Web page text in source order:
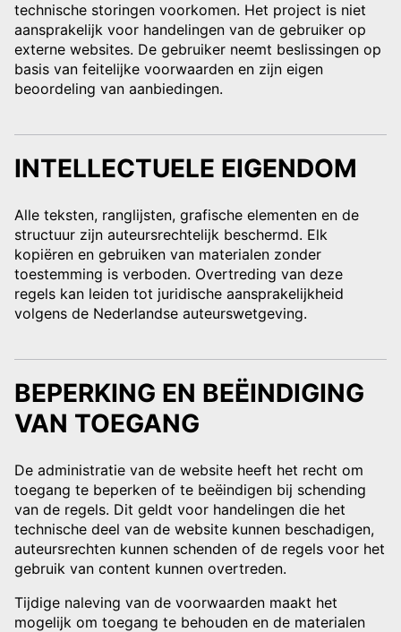
technische storingen voorkomen. Het project is niet
aansprakelijk voor handelingen van de gebruiker op
externe websites. De gebruiker neemt beslissingen op
basis van feitelijke voorwaarden en zijn eigen
beoordeling van aanbiedingen.
INTELLECTUELE EIGENDOM
Alle teksten, ranglijsten, grafische elementen en de
structuur zijn auteursrechtelijk beschermd. Elk
kopiëren en gebruiken van materialen zonder
toestemming is verboden. Overtreding van deze
regels kan leiden tot juridische aansprakelijkheid
volgens de Nederlandse auteurswetgeving.
BEPERKING EN BEËINDIGING
VAN TOEGANG
De administratie van de website heeft het recht om
toegang te beperken of te beëindigen bij schending
van de regels. Dit geldt voor handelingen die het
technische deel van de website kunnen beschadigen,
auteursrechten kunnen schenden of de regels voor het
gebruik van content kunnen overtreden.
Tijdige naleving van de voorwaarden maakt het
mogelijk om toegang te behouden en de materialen